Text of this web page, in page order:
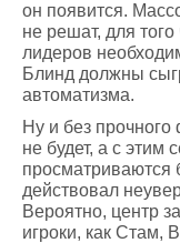
он появится.
не решат, для
лидеров
Блинд должны
автоматизма.
Ну и без
не будет, а с этим
действовал
Вероятно, центр
игроки, как Стам,